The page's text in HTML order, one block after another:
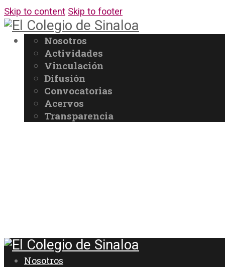
Skip to content Skip to footer
Nosotros
Actividades
Vinculación
Difusión
Convocatorias
Acervos
Transparencia
Nosotros